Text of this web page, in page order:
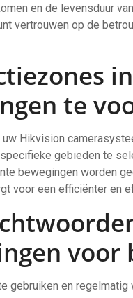
en de levensduur
vertrouwen op de
te
Hikvision
gebieden te
bewegingen worden
voor een efficiënter en
voor
gebruiken en